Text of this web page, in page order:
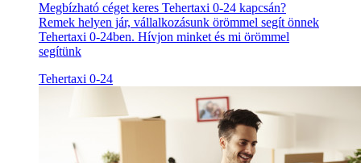
Megbízható céget keres Tehertaxi 0-24 kapcsán?
Remek helyen jár, vállalkozásunk örömmel segít önnek
Tehertaxi 0-24ben. Hívjon minket és mi örömmel
segítünk
Tehertaxi 0-24